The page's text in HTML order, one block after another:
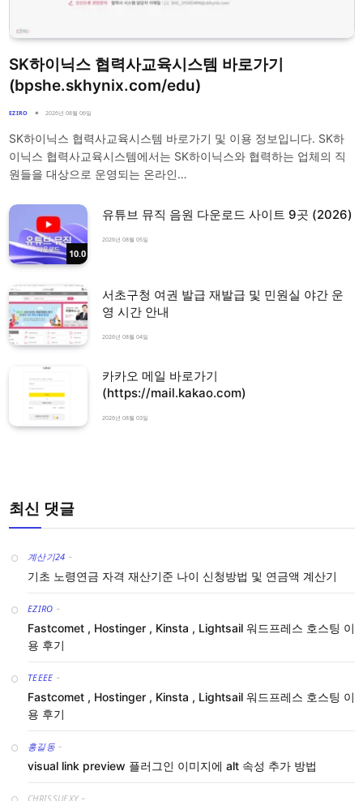
SK하이닉스 협력사교육시스템 바로가기
(bpshe.skhynix.com/edu)
EZIRO 2026년 08월 06일
SK하이닉스 협력사교육시스템 바로가기 및 이용 정보입니다. SK하
이닉스 협력사교육시스템에서는 SK하이닉스와 협력하는 업체의 직
원들을 대상으로 운영되는 온라인…
10.0
유튜브 뮤직 음원 다운로드 사이트 9곳 (2026)
2026년 08월 05일
서초구청 여권 발급 재발급 및 민원실 야간 운
영 시간 안내
2026년 08월 04일
카카오 메일 바로가기
(https://mail.kakao.com)
2026년 08월 03일
최신 댓글
계산기24 -
기초 노령연금 자격 재산기준 나이 신청방법 및 연금액 계산기
EZIRO -
Fastcomet , Hostinger , Kinsta , Lightsail 워드프레스 호스팅 이
용 후기
TEEEE -
Fastcomet , Hostinger , Kinsta , Lightsail 워드프레스 호스팅 이
용 후기
홍길동 -
visual link preview 플러그인 이미지에 alt 속성 추가 방법
CHRISSUEXY -